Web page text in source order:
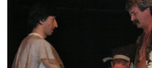
KDY, KDE A CO HRAJEME
HRY OD ROKU 1973